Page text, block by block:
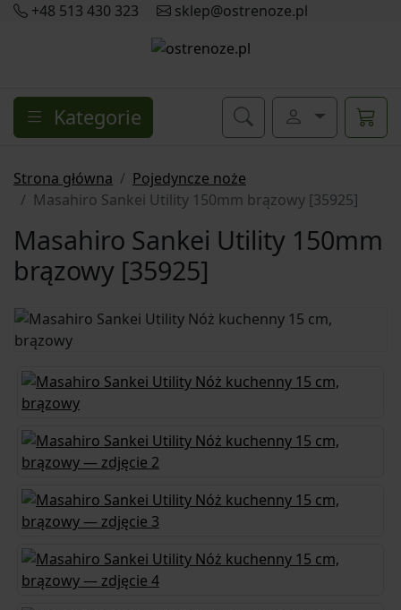
+48 513 430 323 sklep@ostrenoze.pl
Kategorie
Strona główna
Pojedyncze noże
Masahiro Sankei Utility 150mm brązowy [35925]
Masahiro Sankei Utility 150mm
brązowy [35925]